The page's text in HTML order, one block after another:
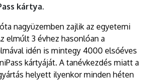
kártya.
nagyüzemben zajlik az egyetemi
elmúlt 3 évhez hasonlóan a
idén is mintegy 4000 elsőéves
kártyáját. A tanévkezdés miatt a
helyett ilyenkor minden héten